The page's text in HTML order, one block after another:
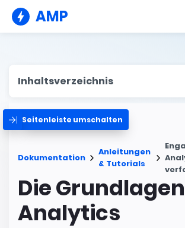
AMP
Inhaltsverzeichnis
Seitenleiste umschalten
Dokumentation
Anleitungen
& Tutorials
Die
Analytics